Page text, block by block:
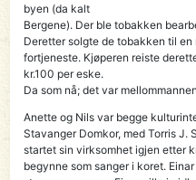
byen (da kalt
Bergene). Der ble tobakken
Deretter solgte de tobakken til en
fortjeneste. Kjøperen reiste
kr.100 per eske.
Da som nå; det var
Anette og Nils var begge
Stavanger Domkor, med Torris
startet sin virksomhet igjen etter
begynne som sanger i koret.